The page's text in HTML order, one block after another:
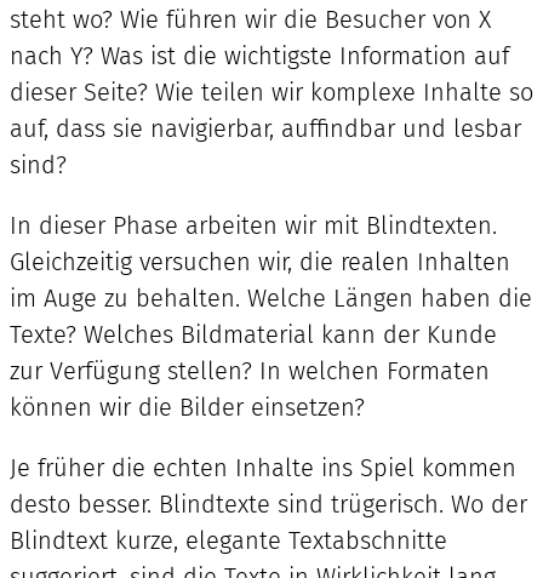
steht wo? Wie führen wir die Besucher von X
nach Y? Was ist die wichtigste Information auf
dieser Seite? Wie teilen wir komplexe Inhalte so
auf, dass sie navigierbar, auffindbar und lesbar
sind?
In dieser Phase arbeiten wir mit Blindtexten.
Gleichzeitig versuchen wir, die realen Inhalten
im Auge zu behalten. Welche Längen haben die
Texte? Welches Bildmaterial kann der Kunde
zur Verfügung stellen? In welchen Formaten
können wir die Bilder einsetzen?
Je früher die echten Inhalte ins Spiel kommen
desto besser. Blindtexte sind trügerisch. Wo der
Blindtext kurze, elegante Textabschnitte